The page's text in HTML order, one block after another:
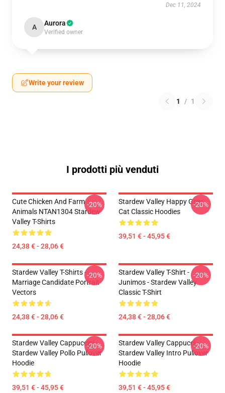
Dec 11, 2024
A Aurora
Verified owner
Write your review
1 / 1
I prodotti più venduti
Cute Chicken And Farm
Animals NTAN1304 Stardew
Valley T-Shirts
24,38 € - 28,06 €
-20%
Stardew Valley Happy Grey
Cat Classic Hoodies
39,51 € - 45,95 €
-20%
Stardew Valley T-Shirts -
Marriage Candidate Portrait
Vectors
24,38 € - 28,06 €
-20%
Stardew Valley T-Shirt -
Junimos - Stardew Valley
Classic T-Shirt
24,38 € - 28,06 €
-20%
Stardew Valley Cappuccini -
Stardew Valley Pollo Pullover
Hoodie
39,51 € - 45,95 €
-20%
Stardew Valley Cappucci -
Stardew Valley Intro Pullover
Hoodie
39,51 € - 45,95 €
-20%